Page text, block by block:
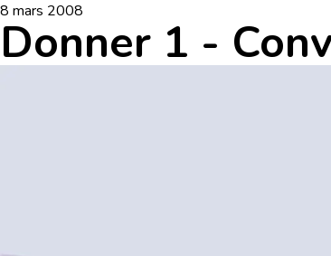
8 mars 2008
Donner 1 -